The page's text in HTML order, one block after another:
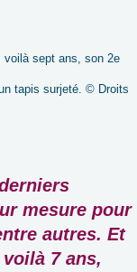
tapis surjeté. © Droits
mesure pour
autres. Et
7 ans,